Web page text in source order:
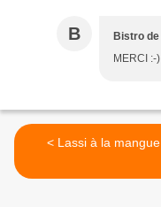
B Bistro
MERCI :-
< Lassi à la mangue